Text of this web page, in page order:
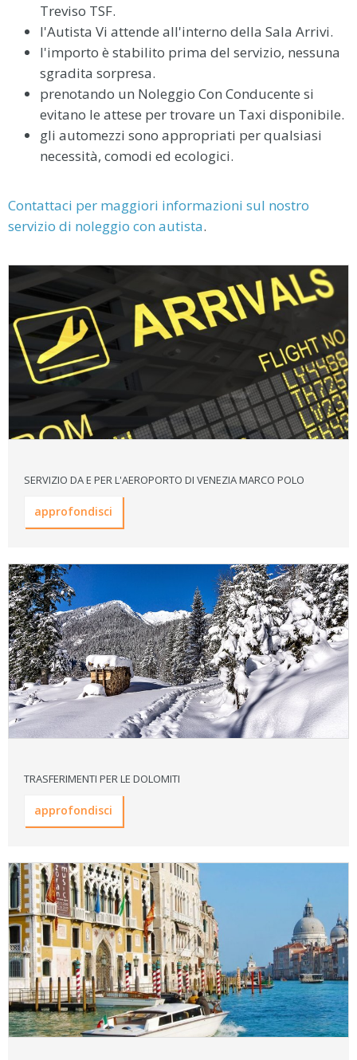
Treviso TSF.
l'Autista Vi attende all'interno della Sala Arrivi.
l'importo è stabilito prima del servizio, nessuna
sgradita sorpresa.
prenotando un Noleggio Con Conducente si
evitano le attese per trovare un Taxi disponibile.
gli automezzi sono appropriati per qualsiasi
necessità, comodi ed ecologici.
Contattaci per maggiori informazioni sul nostro
servizio di noleggio con autista.
SERVIZIO DA E PER L'AEROPORTO DI VENEZIA MARCO POLO
approfondisci
TRASFERIMENTI PER LE DOLOMITI
approfondisci